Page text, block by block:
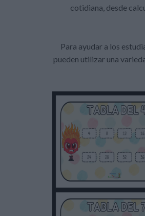
cotidiana, desde
Para ayudar a los
pueden utilizar una